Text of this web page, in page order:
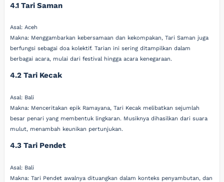
4.1 Tari Saman
Asal: Aceh
Makna: Menggambarkan kebersamaan dan kekompakan, Tari Saman juga
berfungsi sebagai doa kolektif. Tarian ini sering ditampilkan dalam
berbagai acara, mulai dari festival hingga acara kenegaraan.
4.2 Tari Kecak
Asal: Bali
Makna: Menceritakan epik Ramayana, Tari Kecak melibatkan sejumlah
besar penari yang membentuk lingkaran. Musiknya dihasilkan dari suara
mulut, menambah keunikan pertunjukan.
4.3 Tari Pendet
Asal: Bali
Makna: Tari Pendet awalnya dituangkan dalam konteks penyambutan, dan